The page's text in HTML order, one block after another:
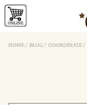
HOME/ BLOG / COORDINATE/